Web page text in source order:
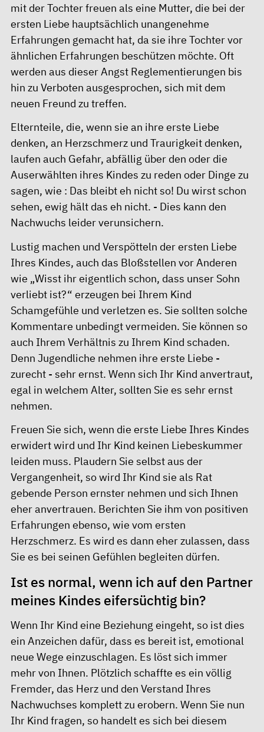
mit der Tochter freuen als eine Mutter, die bei der
ersten Liebe hauptsächlich unangenehme
Erfahrungen gemacht hat, da sie ihre Tochter vor
ähnlichen Erfahrungen beschützen möchte. Oft
werden aus dieser Angst Reglementierungen bis
hin zu Verboten ausgesprochen, sich mit dem
neuen Freund zu treffen.
Elternteile, die, wenn sie an ihre erste Liebe
denken, an Herzschmerz und Traurigkeit denken,
laufen auch Gefahr, abfällig über den oder die
Auserwählten ihres Kindes zu reden oder Dinge zu
sagen, wie : Das bleibt eh nicht so! Du wirst schon
sehen, ewig hält das eh nicht. - Dies kann den
Nachwuchs leider verunsichern.
Lustig machen und Verspötteln der ersten Liebe
Ihres Kindes, auch das Bloßstellen vor Anderen
wie „Wisst ihr eigentlich schon, dass unser Sohn
verliebt ist?“ erzeugen bei Ihrem Kind
Schamgefühle und verletzen es. Sie sollten solche
Kommentare unbedingt vermeiden. Sie können so
auch Ihrem Verhältnis zu Ihrem Kind schaden.
Denn Jugendliche nehmen ihre erste Liebe -
zurecht - sehr ernst. Wenn sich Ihr Kind anvertraut,
egal in welchem Alter, sollten Sie es sehr ernst
nehmen.
Freuen Sie sich, wenn die erste Liebe Ihres Kindes
erwidert wird und Ihr Kind keinen Liebeskummer
leiden muss. Plaudern Sie selbst aus der
Vergangenheit, so wird Ihr Kind sie als Rat
gebende Person ernster nehmen und sich Ihnen
eher anvertrauen. Berichten Sie ihm von positiven
Erfahrungen ebenso, wie vom ersten
Herzschmerz. Es wird es dann eher zulassen, dass
Sie es bei seinen Gefühlen begleiten dürfen.
Ist es normal, wenn ich auf den Partner
meines Kindes eifersüchtig bin?
Wenn Ihr Kind eine Beziehung eingeht, so ist dies
ein Anzeichen dafür, dass es bereit ist, emotional
neue Wege einzuschlagen. Es löst sich immer
mehr von Ihnen. Plötzlich schaffte es ein völlig
Fremder, das Herz und den Verstand Ihres
Nachwuchses komplett zu erobern. Wenn Sie nun
Ihr Kind fragen, so handelt es sich bei diesem